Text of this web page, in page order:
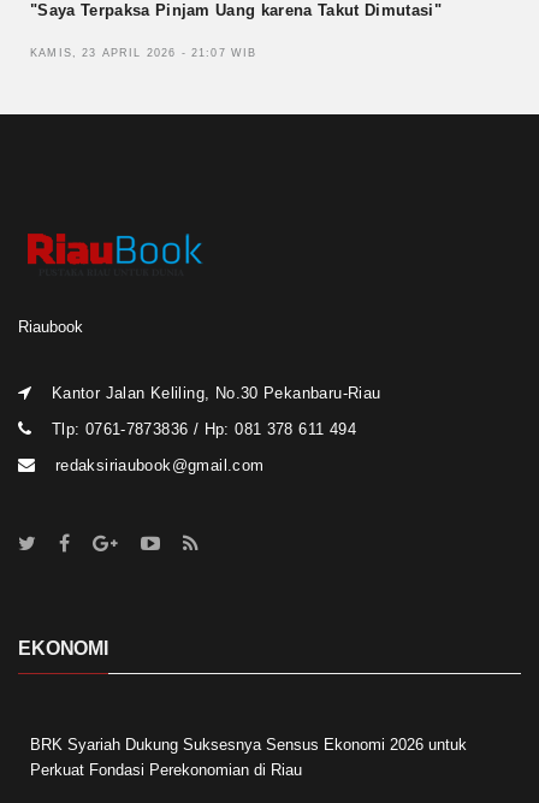
"Saya Terpaksa Pinjam Uang karena Takut Dimutasi"
KAMIS, 23 APRIL 2026 - 21:07 WIB
Riaubook
Kantor Jalan Keliling, No.30 Pekanbaru-Riau
Tlp: 0761-7873836 / Hp: 081 378 611 494
redaksiriaubook@gmail.com
EKONOMI
BRK Syariah Dukung Suksesnya Sensus Ekonomi 2026 untuk
Perkuat Fondasi Perekonomian di Riau